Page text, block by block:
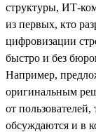
структуры, ИТ-
из первых, кто
цифровизации
быстро и без
Например,
оригинальным
от
обсуждаются и в